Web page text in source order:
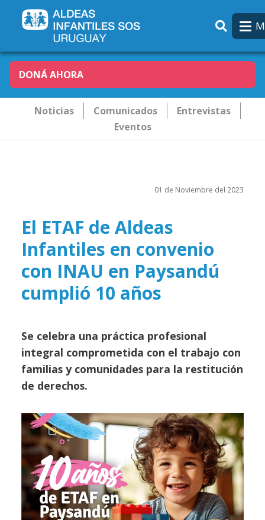
DONÁ AHORA
Novededades
Noticias Comunicados
Entrevistas
Eventos
01 de Noviembre del 2023
El ETAF de Aldeas
Infantiles en convenio
con INAU en Paysandú
cumplió 10 años
Se celebra una práctica profesional
integral comprometida con el trabajo con
familias y comunidades para la restitución
de derechos.